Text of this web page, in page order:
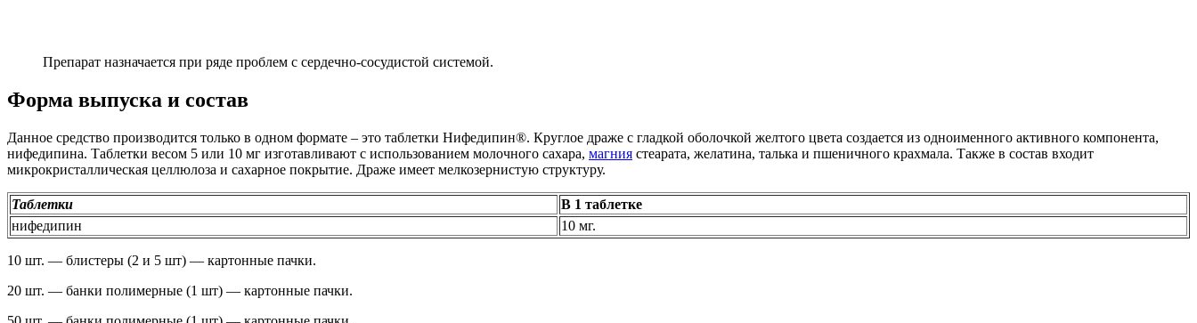
Препарат назначается при ряде проблем с сердечно-сосудистой системой.
Форма выпуска и состав
Данное средство производится только в одном формате – это таблетки Нифедипин®. Круглое драже с гладкой оболочкой желтого цвета создается из одноименного активного компонента,
нифедипина. Таблетки весом 5 или 10 мг изготавливают с использованием молочного сахара, магния стеарата, желатина, талька и пшеничного крахмала. Также в состав входит
микрокристаллическая целлюлоза и сахарное покрытие. Драже имеет мелкозернистую структуру.
Таблетки
В 1 таблетке
нифедипин
10 мг.
10 шт. — блистеры (2 и 5 шт) — картонные пачки.
20 шт. — банки полимерные (1 шт) — картонные пачки.